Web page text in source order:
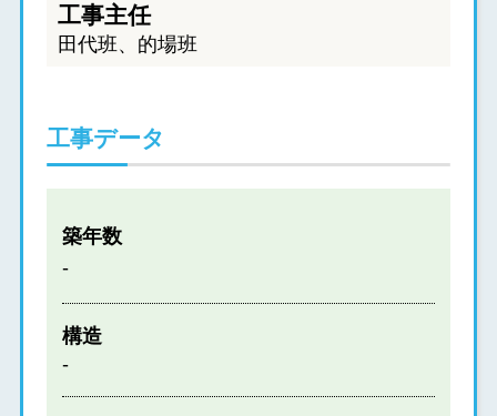
工事主任
田代班、的場班
工事データ
築年数
-
構造
-